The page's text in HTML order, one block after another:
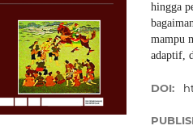
hingga
mampu
adaptif,
DOI: